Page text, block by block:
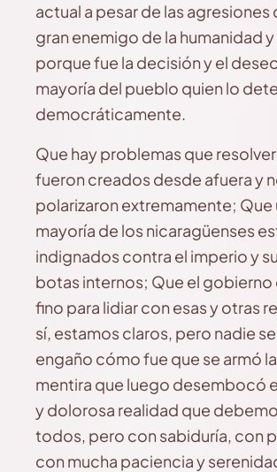
actual a pesar de las agresiones
gran enemigo de la humanidad y
porque fue la decisión y el
mayoría del pueblo quien lo
democráticamente.
Que hay problemas que
fueron creados desde afuera y
polarizaron extremamente; Que
mayoría de los nicaragüenses
indignados contra el imperio y
botas internos; Que el gobierno
fino para lidiar con esas y otras
sí, estamos claros, pero nadie se
engaño cómo fue que se armó
mentira que luego desembocó
y dolorosa realidad que
todos, pero con sabiduría, con
con mucha paciencia y